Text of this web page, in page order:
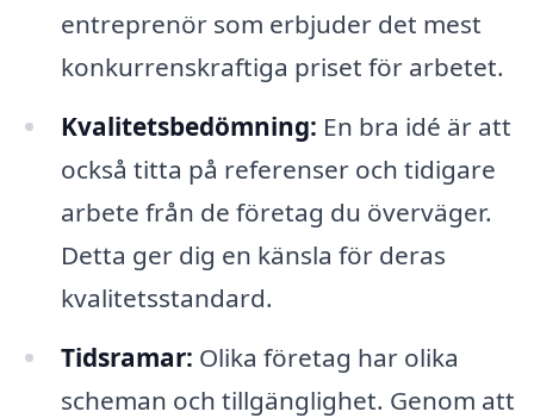
entreprenör som erbjuder det mest
konkurrenskraftiga priset för arbetet.
Kvalitetsbedömning: En bra idé är att
också titta på referenser och tidigare
arbete från de företag du överväger.
Detta ger dig en känsla för deras
kvalitetsstandard.
Tidsramar: Olika företag har olika
scheman och tillgänglighet. Genom att